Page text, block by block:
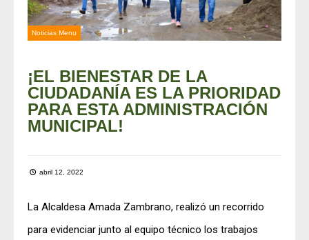
Noticias Menu
¡EL BIENESTAR DE LA
CIUDADANÍA ES LA PRIORIDAD
PARA ESTA ADMINISTRACIÓN
MUNICIPAL!
abril 12, 2022
La Alcaldesa Amada Zambrano, realizó un recorrido
para evidenciar junto al equipo técnico los trabajos